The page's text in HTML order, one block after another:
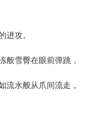
攻。
雪臀在眼前弹跳，
流水般从爪间流走，